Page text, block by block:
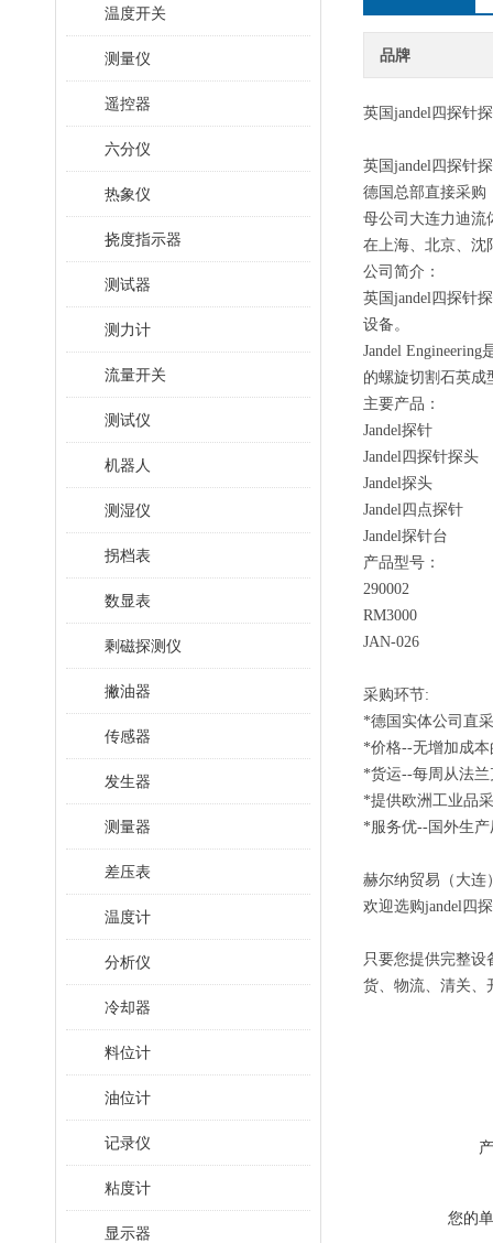
温度开关
测量仪
遥控器
六分仪
热象仪
挠度指示器
测试器
测力计
流量开关
测试仪
机器人
测湿仪
拐档表
数显表
剩磁探测仪
撇油器
传感器
发生器
测量器
差压表
温度计
分析仪
冷却器
料位计
油位计
记录仪
粘度计
显示器
品牌
英国jandel四探针
英国jandel四探针
德国总部直接采购
母公司大连力迪流
在上海、北京、沈
公司简介：
英国 jandel四探针
设备。
Jandel
的螺旋切割石英成
主要产品：
Jandel探针
Jandel四探针探头
Jandel探头
Jandel四点探针
Jandel探针台
产品型号：
290002
RM3000
JAN-026
采购环节:
*德国实体公司直
*价格--无增加成
*货运--每周从法
*提供欧洲工业品
*服务优--国外生
赫尔纳贸易（大连
欢迎选购jandel四
只要您提供完整设
货、物流、清关、
您的